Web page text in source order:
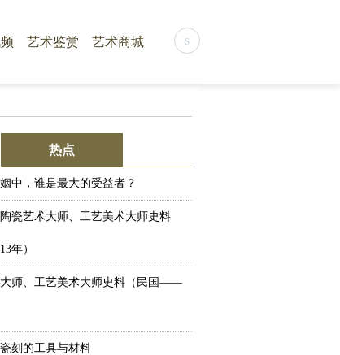
艺术鉴赏 艺术商城 s
热点
中，谁是最大的受益者？
瓷艺术大师、工艺美术大师史料
年）
师、工艺美术大师史料（民国——
刻的工具与材料